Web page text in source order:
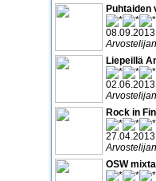
Puhtaiden
08.09.2013
Liepeillä
02.06.2013
Rock in
27.04.2013
OSW